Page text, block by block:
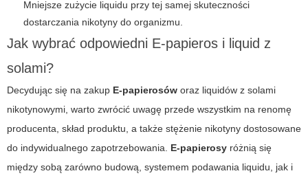
Mniejsze zużycie liquidu przy tej samej skuteczności
dostarczania nikotyny do organizmu.
Jak wybrać odpowiedni E-papieros i liquid z
solami?
Decydując się na zakup E-papierosów oraz liquidów z solami
nikotynowymi, warto zwrócić uwagę przede wszystkim na renomę
producenta, skład produktu, a także stężenie nikotyny dostosowane
do indywidualnego zapotrzebowania. E-papierosy różnią się
między sobą zarówno budową, systemem podawania liquidu, jak i